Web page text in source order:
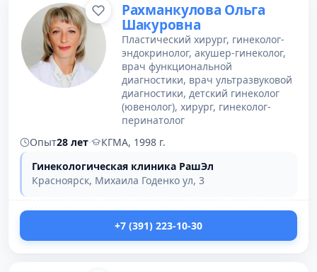
Рахманкулова Ольга
Шакуровна
Пластический хирург, гинеколог-
эндокринолог, акушер-гинеколог,
врач функциональной
диагностики, врач ультразвуковой
диагностики, детский гинеколог
(ювенолог), хирург, гинеколог-
перинатолог
Опыт28 лет·
КГМА, 1998 г.
Гинекологическая клиника РашЭл
Красноярск, Михаила Годенко ул, 3
+7 (391) 223-10-30